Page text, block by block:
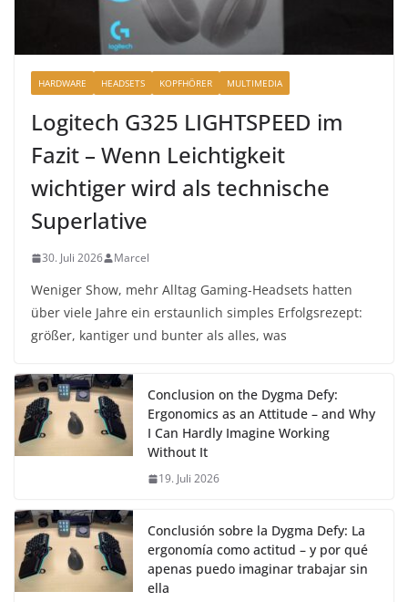
HARDWARE HEADSETS KOPFHÖRER MULTIMEDIA
Logitech G325 LIGHTSPEED im
Fazit – Wenn Leichtigkeit
wichtiger wird als technische
Superlative
30. Juli 2026 Marcel
Weniger Show, mehr Alltag Gaming-Headsets hatten
über viele Jahre ein erstaunlich simples Erfolgsrezept:
größer, kantiger und bunter als alles, was
Conclusion on the Dygma Defy:
Ergonomics as an Attitude – and Why
I Can Hardly Imagine Working
Without It
19. Juli 2026
Conclusión sobre la Dygma Defy: La
ergonomía como actitud – y por qué
apenas puedo imaginar trabajar sin
ella